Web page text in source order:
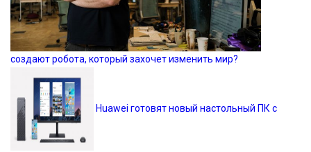
создают робота, который захочет изменить мир?
Huawei готовят новый настольный ПК с